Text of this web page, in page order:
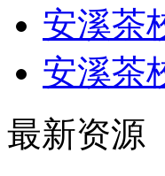
安溪茶
安溪茶
最新资源